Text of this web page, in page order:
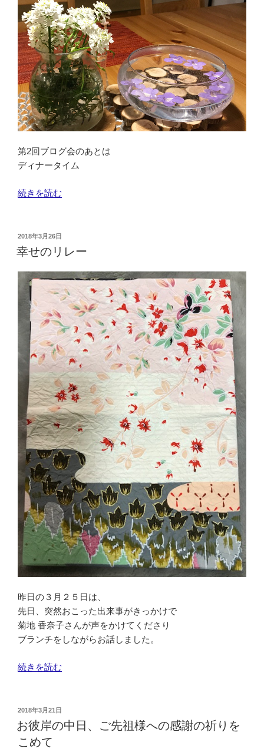
カ
レ
ー
ラ
ン
チ”
の
グ
ア
ナ
ト
ミ
ー
4
日
目
学
び
伊
ロ
さ
の
デ
ト”
第2回ブログ会のあとは
ディナータイム
“第
ブ
ロ
ィ
ナ
イ
ム”
の
続きを読む
投
稿
日:
2018年3月26日
幸せのリレー
昨日の３月２５日は、
先日、突然おこった出来事がきっかけで
菊地 香奈子さんが声をかけてくださり
ブランチをしながらお話しました。
“幸
リ
レ
ー”
続きを読む
投
稿
日:
2018年3月21日
お彼岸の中日、ご先祖様への感謝の祈りを
こめて